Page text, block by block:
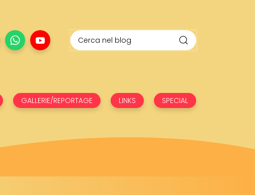
GALLERIE/REPORTAGE LINKS SPECIAL